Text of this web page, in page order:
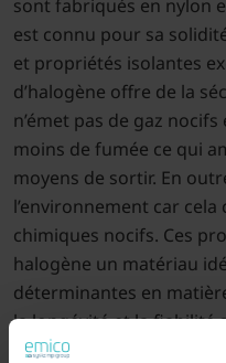
sont fabriqués en nylon
est connu pour sa
et propriétés isolantes
d’halogène offre de la
n’émet pas de gaz
moins de fumée ce qui
moyens de sortir. En
l’environnement car
chimiques nocifs. Ces
halogène un matériau
déterminantes en
la longévité et la fiabilité